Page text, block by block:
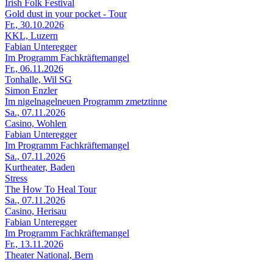
Irish Folk Festival
Gold dust in your pocket - Tour
Fr., 30.10.2026
KKL, Luzern
Fabian Unteregger
Im Programm Fachkräftemangel
Fr., 06.11.2026
Tonhalle, Wil SG
Simon Enzler
Im nigelnagelneuen Programm zmetztinne
Sa., 07.11.2026
Casino, Wohlen
Fabian Unteregger
Im Programm Fachkräftemangel
Sa., 07.11.2026
Kurtheater, Baden
Stress
The How To Heal Tour
Sa., 07.11.2026
Casino, Herisau
Fabian Unteregger
Im Programm Fachkräftemangel
Fr., 13.11.2026
Theater National, Bern